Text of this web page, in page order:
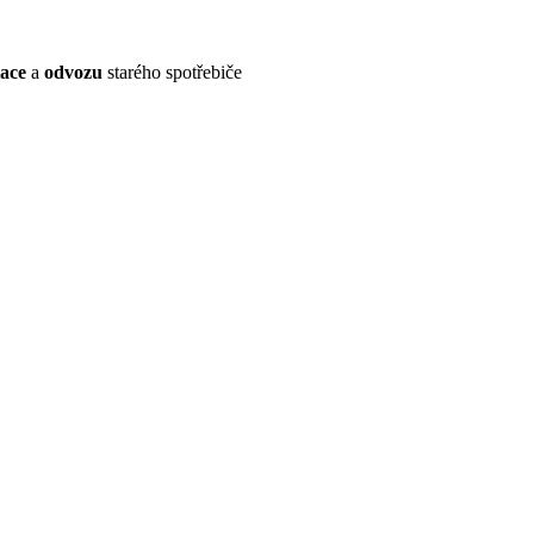
a odvozu starého spotřebiče